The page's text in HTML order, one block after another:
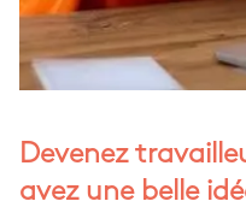
Devenez
avez une belle